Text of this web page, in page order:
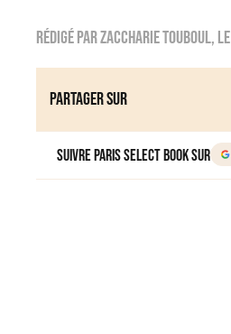
Rédigé parzaccharie touboul, le
Partager sur
Suivre Paris Select Book sur